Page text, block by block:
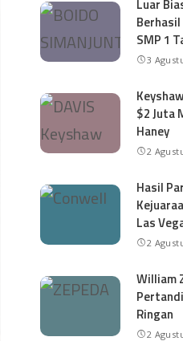
Luar
SMP 1
3
$2 Juta
Haney
2
Hasil
Las
2
William
Ringan
2